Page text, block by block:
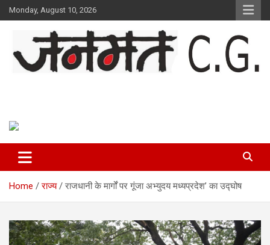
Skip
to
Monday, August 10, 2026
Home राज्य राजधानी के मार्गों पर गूंजा अभ्युदय मध्यप्रदेश’ का उद्घोष